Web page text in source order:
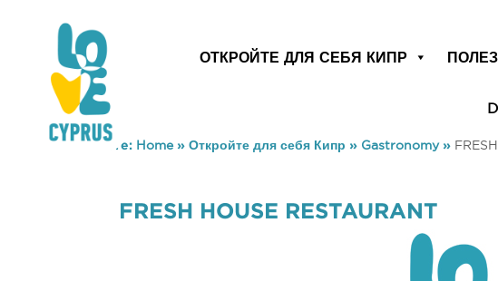
ОТКРОЙТЕ ДЛЯ СЕБЯ КИПР
You are here: Home» Откройте для себя Кипр » Gastronomy»
FRESH HOUSE RESTAURANT